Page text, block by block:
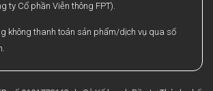
ty Cổ phần Viễn thông FPT).
không thanh toán sản phẩm/dịch vụ qua số